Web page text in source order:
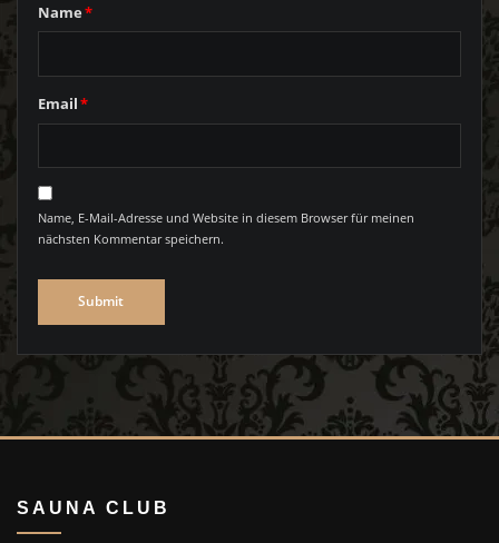
Name*
Email*
Name, E-Mail-Adresse und Website in diesem Browser für meinen
nächsten Kommentar speichern.
SAUNA CLUB